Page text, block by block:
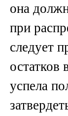
она
при
следует
остатков
успела